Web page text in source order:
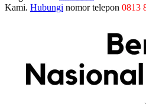
Kami. Hubungi nomor telepon 0813